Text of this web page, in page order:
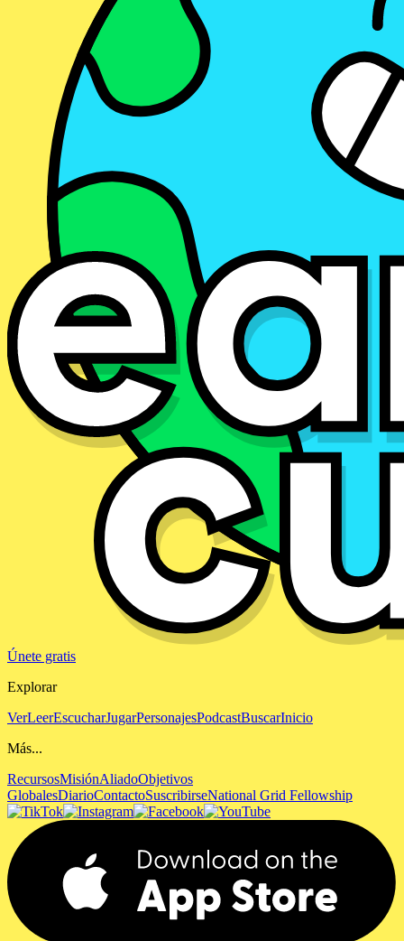
Únete gratis
Explorar
VerLeerEscucharJugarPersonajesPodcastBuscarInicio
Más...
RecursosMisiónAliadoObjetivos
GlobalesDiarioContactoSuscribirseNational Grid Fellowship